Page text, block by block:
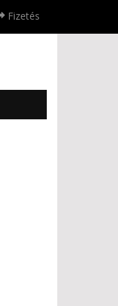
Fizetés